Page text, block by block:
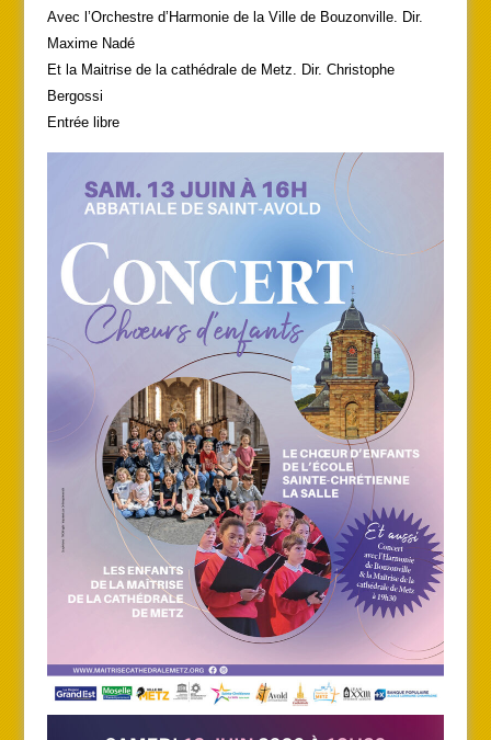
Avec l’Orchestre d’Harmonie de la Ville de Bouzonville. Dir.
Maxime Nadé
Et la Maitrise de la cathédrale de Metz. Dir. Christophe
Bergossi
Entrée libre